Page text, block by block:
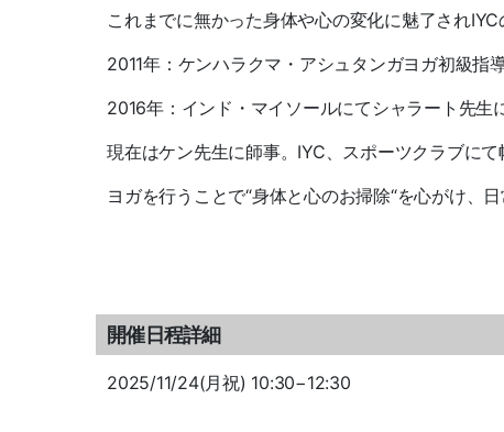
これまでに無かった身体や心の変化に魅了されIYC
2011年：ケンハラクマ・アシュタンガヨガ初級指
2016年：インド・マイソールにてシャラート先生
現在はケン先生に師事。IYC、スポーツクラブに
ヨガを行うことで“身体と心のお掃除“を心がけ、
開催日程詳細
2025/11/24(月祝) 10:30−12:30